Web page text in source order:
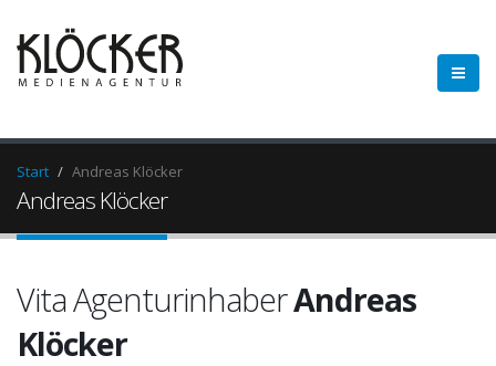
Start Andreas Klöcker
Andreas Klöcker
Vita AgenturinhaberAndreas
Klöcker